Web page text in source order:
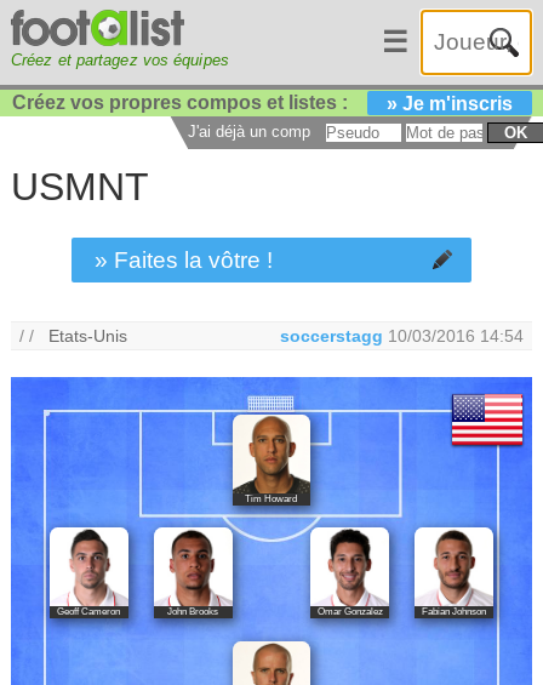
Créez et partagez vos équipes
☰
Créez vos propres compos et listes : » Je m'inscris
J'ai déjà un compte : OK
USMNT
» Faites la vôtre !
/ / Etats-Unis soccerstagg 10/03/2016 14:54
Tim Howard
Geoff Cameron John Brooks Omar Gonzalez Fabian Johnson